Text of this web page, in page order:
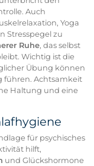
Auch
Yoga
Stresspegel zu
Ruhe, das selbst
Wichtig ist die
Übung können
führen. Achtsamkeit
Haltung und eine
für psychisches
hilft,
und Glückshormone